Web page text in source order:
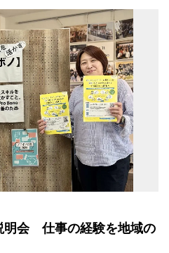
明会 仕事の経験を地域の